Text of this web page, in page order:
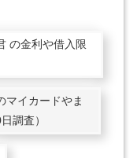
の金利や借入限
マイカードやま
調査）